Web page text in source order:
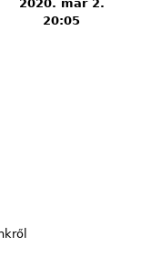
2020. már 2.
20:05